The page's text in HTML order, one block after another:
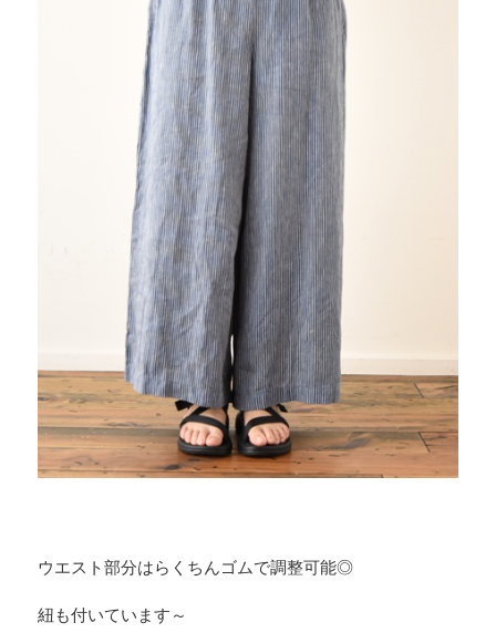
ウエスト部分はらくちんゴムで調整可能◎
紐も付いています～